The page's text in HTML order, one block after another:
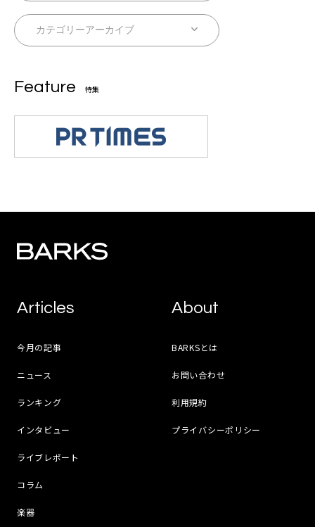
Feature 特集
Articles
今月の記事
ニュース
ランキング
インタビュー
ライブレポート
コラム
楽器
About
BARKSとは
お問い合わせ
利用規約
プライバシーポリシー